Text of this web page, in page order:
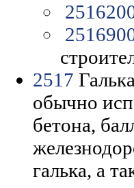
2517
обычно
бетона,
галька, а